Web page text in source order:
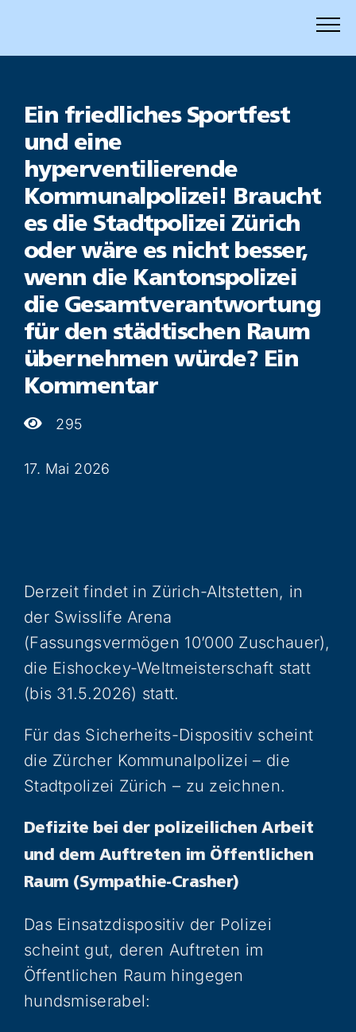
Inhalt
Ein friedliches Sportfest
und eine
hyperventilierende
Kommunalpolizei! Braucht
es die Stadtpolizei Zürich
oder wäre es nicht besser,
wenn die Kantonspolizei
die Gesamtverantwortung
für den städtischen Raum
übernehmen würde? Ein
Kommentar
295
17. Mai 2026
Derzeit findet in Zürich-Altstetten, in
der Swisslife Arena
(Fassungsvermögen 10’000 Zuschauer),
die Eishockey-Weltmeisterschaft statt
(bis 31.5.2026) statt.
Für das Sicherheits-Dispositiv scheint
die Zürcher Kommunalpolizei – die
Stadtpolizei Zürich – zu zeichnen.
Defizite bei der polizeilichen Arbeit
und dem Auftreten im Öffentlichen
Raum (Sympathie-Crasher)
Das Einsatzdispositiv der Polizei
scheint gut, deren Auftreten im
Öffentlichen Raum hingegen
hundsmiserabel: